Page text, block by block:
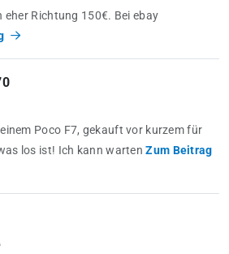
Richtung 150€. Bei ebay
Poco F7, gekauft vor kurzem für
los ist! Ich kann wartenZum Beitrag